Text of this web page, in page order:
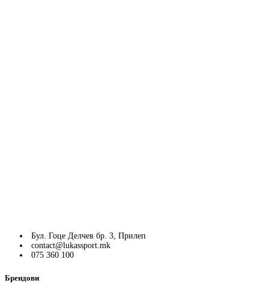
Бул. Гоце Делчев бр. 3, Прилеп
contact@lukassport.mk
075 360 100
Брендови